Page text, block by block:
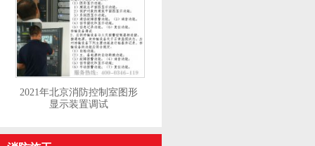
2021年北京消防控制室图形
显示装置调试